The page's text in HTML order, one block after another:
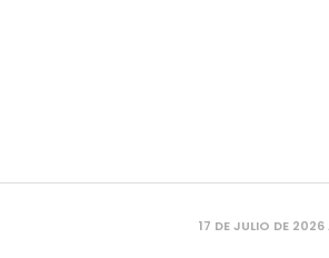
17 DE JULIO DE